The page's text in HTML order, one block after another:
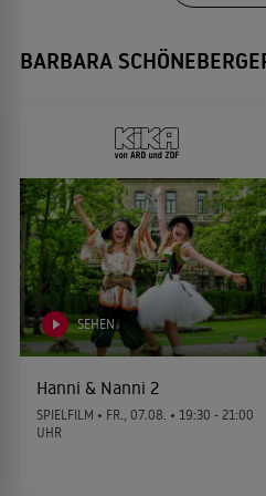
und wurde nach 15 Ausgaben
2011 Lindburgs
2010 Freche
JUGENDKOMÖDIE
2007 Herr Bello
KINDERFILM
2006 Der Räuber
Niko, ein
BARBARA
SEHEN
Hanni & Nanni 2
SPIELFILM • FR., 07.08. • 19:30 - 21:00
UHR